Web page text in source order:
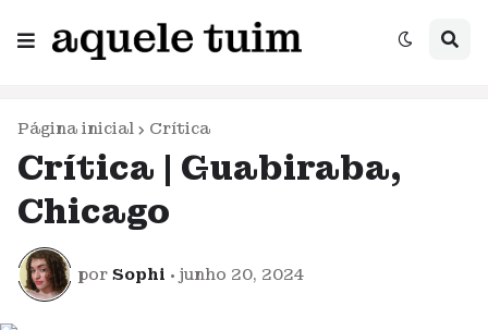
Página inicial Crítica
Crítica | Guabiraba,
Chicago
por Sophi • junho 20, 2024